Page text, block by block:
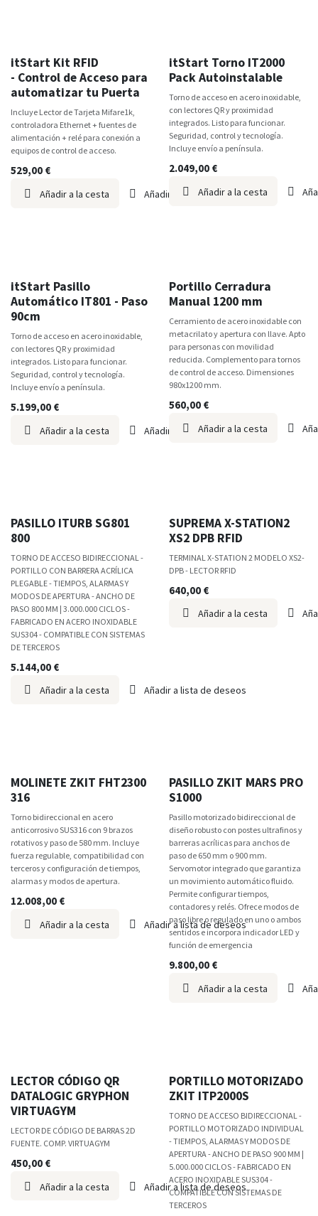
itStart
itStart Kit RFID
- Control de Acceso para
automatizar tu Puerta
Incluye Lector de Tarjeta Mifare1k,
controladora Ethernet + fuentes de
alimentación + relé para conexión a
equipos de control de acceso.
529,00 €
Añadir a la cesta Añadir a lista de deseos
itStart
itStart Torno IT2000
Pack Autoinstalable
Torno de acceso en acero inoxidable,
con lectores QR y proximidad
integrados. Listo para funcionar.
Seguridad, control y tecnología.
Incluye envío a península.
2.049,00€
Añadir a la cesta
itStart
itStart Pasillo
Automático IT801 - Paso
90cm
Torno de acceso en acero inoxidable,
con lectores QR y proximidad
integrados. Listo para funcionar.
Seguridad, control y tecnología.
Incluye envío a península.
5.199,00 €
Añadir a la cesta Añadir a lista de deseos
TOP VENTAS
Portillo Cerradura
Manual 1200 mm
Cerramiento de acero inoxidable con
metacrilato y apertura con llave. Apto
para personas con movilidad
reducida. Complemento para tornos
de control de acceso. Dimensiones
980x1200 mm.
560,00€
Añadir a la cesta
PASILLO ITURB SG801
800
TORNO DE ACCESO BIDIRECCIONAL -
PORTILLO CON BARRERA ACRÍLICA
PLEGABLE - TIEMPOS, ALARMAS Y
MODOS DE APERTURA - ANCHO DE
PASO 800 MM | 3.000.000 CICLOS -
FABRICADO EN ACERO INOXIDABLE
SUS304 - COMPATIBLE CON SISTEMAS
DE TERCEROS
5.144,00 €
Añadir a la cesta Añadir a lista de deseos
SUPREMA X-STATION2
XS2 DPB RFID
TERMINAL X-STATION 2 MODELO XS2-
DPB - LECTOR RFID
640,00€
Añadir a la cesta
MOLINETE ZKIT FHT2300
316
Torno bidireccional en acero
anticorrosivo SUS316 con 9 brazos
rotativos y paso de 580 mm. Incluye
fuerza regulable, compatibilidad con
terceros y configuración de tiempos,
alarmas y modos de apertura.
12.008,00 €
Añadir a la cesta Añadir a lista de deseos
PASILLO ZKIT MARS PRO
S1000
Pasillo motorizado bidireccional de
diseño robusto con postes ultrafinos y
barreras acrílicas para anchos de
paso de 650 mm o 900 mm.
Servomotor integrado que garantiza
un movimiento automático fluido.
Permite configurar tiempos,
contadores y relés. Ofrece modos de
paso libre o regulado en uno o ambos
sentidos e incorpora indicador LED y
función de emergencia
9.800,00€
Añadir a la cesta
LECTOR CÓDIGO QR
DATALOGIC GRYPHON
VIRTUAGYM
LECTOR DE CÓDIGO DE BARRAS 2D
FUENTE. COMP. VIRTUAGYM
450,00 €
Añadir a la cesta Añadir a lista de deseos
PORTILLO MOTORIZADO
ZKIT ITP2000S
TORNO DE ACCESO BIDIRECCIONAL -
PORTILLO MOTORIZADO INDIVIDUAL
- TIEMPOS, ALARMAS Y MODOS DE
APERTURA - ANCHO DE PASO 900 MM |
5.000.000 CICLOS - FABRICADO EN
ACERO INOXIDABLE SUS304 -
COMPATIBLE CON SISTEMAS DE
TERCEROS